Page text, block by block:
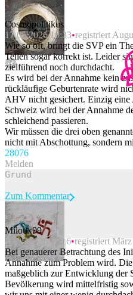
Cosmopolitikus
17.05.2026 10:33 registriert
Wie so oft, bringt die SVP ein
Teilen sogar korrekt ist. Leider
zielführend noch durchdacht.
Es wird bei der Annahme kein
rückläufige Geburtenrate wird
AHV nicht gesichert. Einzig eine
Schweiz wird bei der Annahme
schleichend passieren.
Wir müssen die drei oben
nicht mit Abschottung, sondern
28076
Melden
Beitrag melden
Zum Kommentar
Miloux99
17.05.2026 11:16 registriert
Bei genauerer Betrachtung des
Annahme zum Problem wird.
maßgeblich zur Entwicklung der
Bevölkerung wird mittelfristig